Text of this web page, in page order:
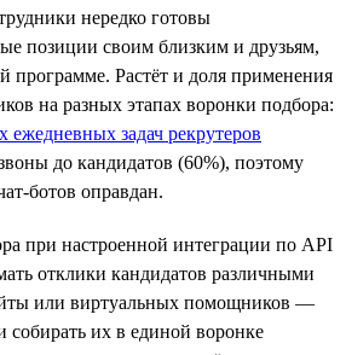
нередко готовы
позиции своим близким и друзьям,
программе. Растёт и доля применения
на разных этапах воронки подбора:
ежедневных задач рекрутеров
до кандидатов (60%), поэтому
ботов оправдан.
при настроенной интеграции по API
отклики кандидатов различными
или виртуальных помощников —
собирать их в единой воронке